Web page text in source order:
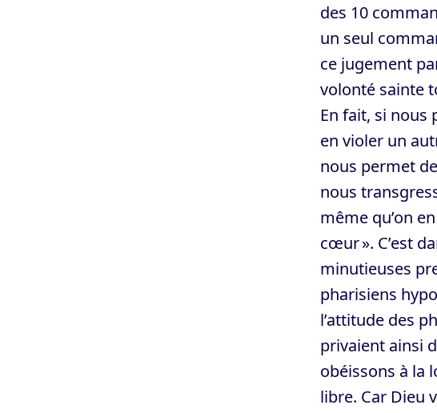
des 10
un seul
ce jugement
volonté sainte
En fait, si
en violer un
nous permet
nous
même qu’on
cœur ». C’est
minutieuses
pharisiens
l’attitude des
privaient ainsi
obéissons à la
libre. Car Dieu